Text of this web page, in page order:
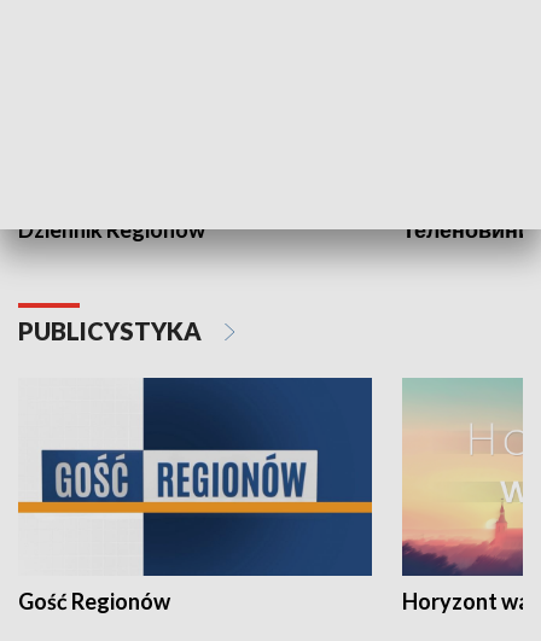
Dziennik Regionów Теленовини
PUBLICYSTYKA
Gość Regionów Horyzont